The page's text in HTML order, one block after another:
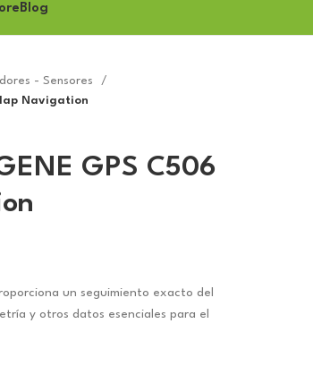
Blog
- Sensores
Navigation
GPS C506
un seguimiento exacto del
y otros datos esenciales para el